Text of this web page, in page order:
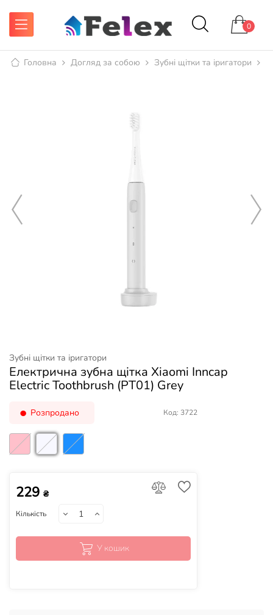
0
Головна Догляд за собою Зубні щітки та іригатори
Зубні щітки та іригатори
Електрична зубна щітка Xiaomi Inncap
Electric Toothbrush (PT01) Grey
Розпродано Код: 3722
229 ₴
Кількість
У кошик